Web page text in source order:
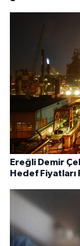
Ereğli Demir
Hedef Fiyatları